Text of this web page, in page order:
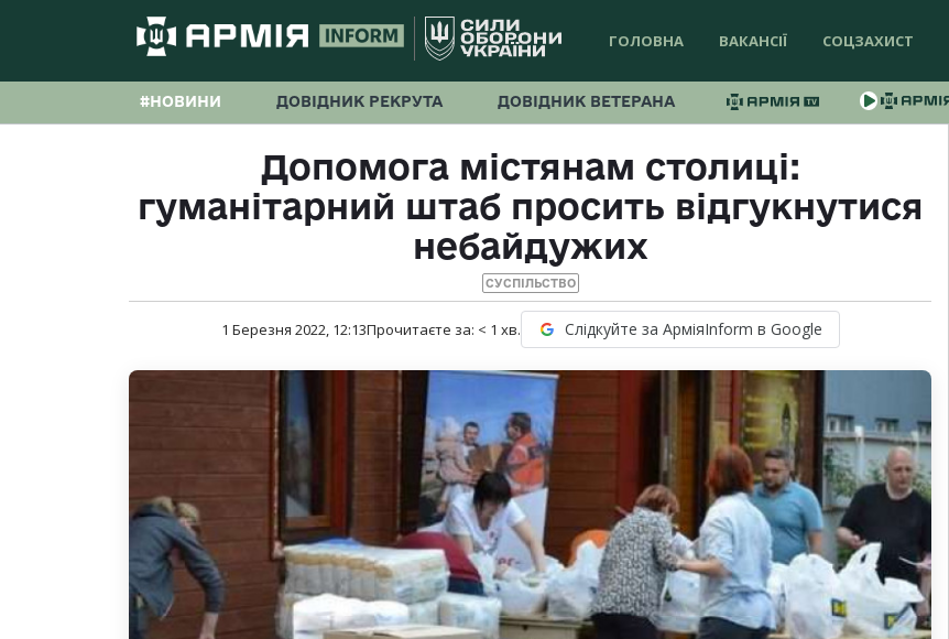
ГОЛОВНА ВАКАНСІЇ СОЦЗАХИСТ
#НОВИНИ ДОВІДНИК РЕКРУТА ДОВІДНИК ВЕТЕРАНА
Допомога містянам столиці:
гуманітарний штаб просить відгукнутися
небайдужих
СУСПІЛЬСТВО
1 Березня 2022, 12:13Прочитаєте за: < 1 хв. Слідкуйте за АрміяInform в Google